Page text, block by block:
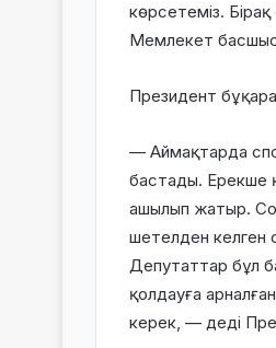
көрсетеміз.
Мемлекет
Президент
— Аймақтарда
бастады. Ерекше
ашылып жатыр.
шетелден келген
Депутаттар бұл
қолдауға
керек, — деді